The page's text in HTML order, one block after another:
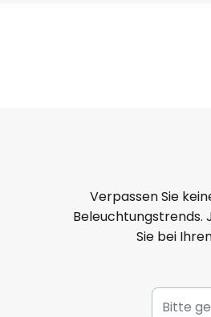
Verpassen Sie
Beleuchtungstrends.
Sie bei